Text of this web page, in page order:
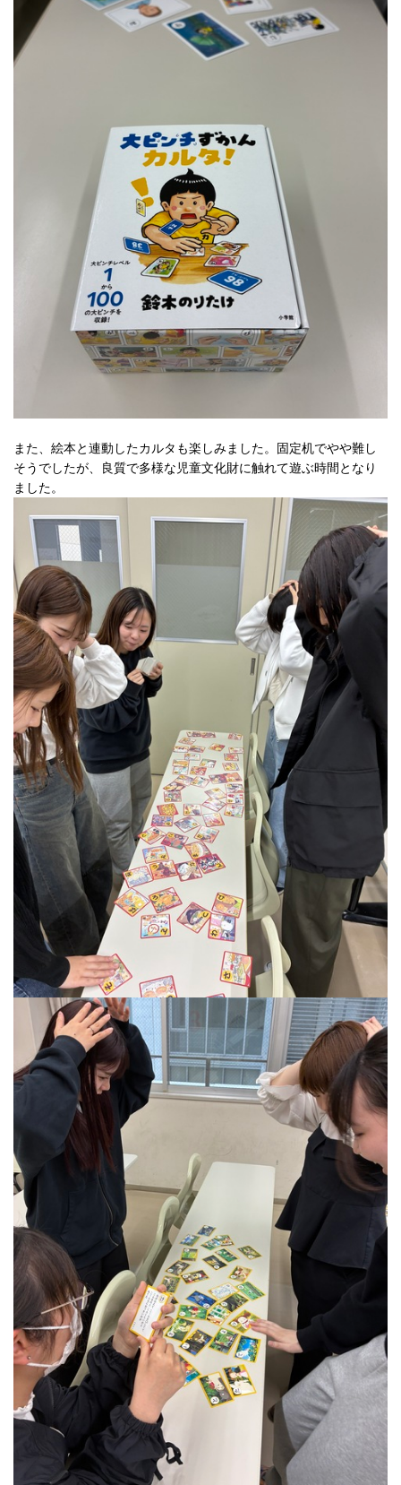
また、絵本と連動したカルタも楽しみました。 固定机でやや難し
そうでしたが、
良質で多様な児童文化財に触れて遊ぶ時間となり
ました。